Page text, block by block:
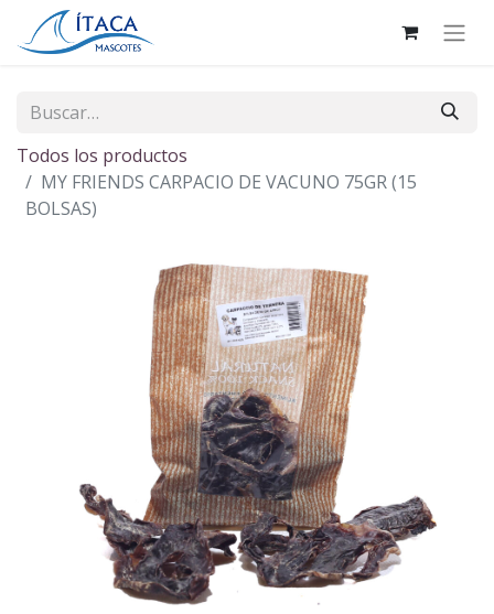
Todos los productos
MY FRIENDS CARPACIO DE VACUNO 75GR (15
BOLSAS)